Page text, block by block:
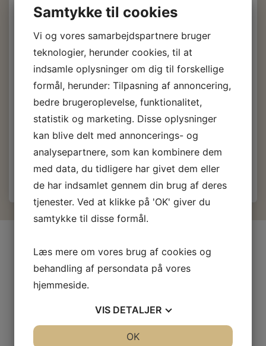
indkøbskurven.
Motip Industri RAL
Spray 6 stk.
360,00 DKKm/Moms
288,00 DKKu/Moms)
Læg i kurv
Prof-Kunde
Betingelser & Vilkår
Fortrydelsesret
Samtykke til cookies
Vi og vores samarbejdspartnere bruger
teknologier, herunder cookies, til at
indsamle oplysninger om dig til forskellige
formål, herunder: Tilpasning af annoncering,
bedre brugeroplevelse, funktionalitet,
statistik og marketing. Disse oplysninger
kan blive delt med annoncerings- og
analysepartnere, som kan kombinere dem
med data, du tidligere har givet dem eller
de har indsamlet gennem din brug af deres
tjenester. Ved at klikke på 'OK' giver du
samtykke til disse formål.
Læs mere om vores brug af cookies og
behandling af persondata på vores
hjemmeside.
VIS DETALJER
OK